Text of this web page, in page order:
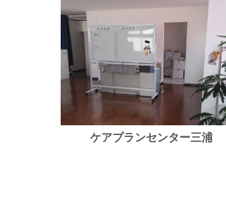
ケアプランセンター三浦